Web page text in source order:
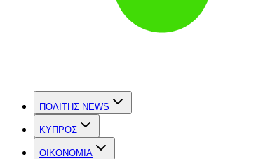
ΠΟΛΙΤΗΣ NEWS
ΚΥΠΡΟΣ
OIKONOMIA